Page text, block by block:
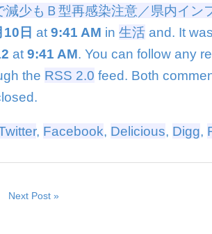
染
意
／
内
ル
減少もＢ型再感染注意／県内イン
日 at 9:41 AM in 生活 and. It
at 9:41 AM. You can follow any
the RSS 2.0 feed. Both
, Facebook, Delicious, Digg,
Next Post »